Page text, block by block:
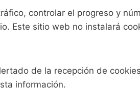
controlar el progreso y
Este sitio web no instalará
de la recepción de
información.